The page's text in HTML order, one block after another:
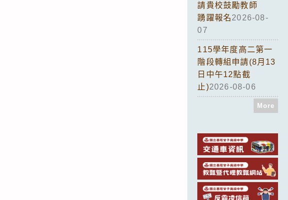
請貴校鼓勵教師
踴躍報名2026-08-
07
115學年度高二第一
階段轉組申請(8月13
日中午12點截
止)2026-08-06
More